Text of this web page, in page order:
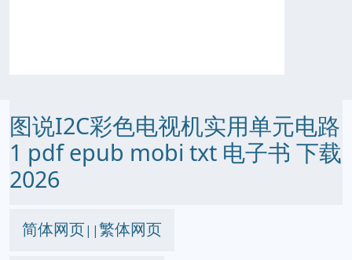
图说I2C彩色电视机实用单元电路
1 pdf epub mobi txt 电子书 下载
2026
简体网页||繁体网页